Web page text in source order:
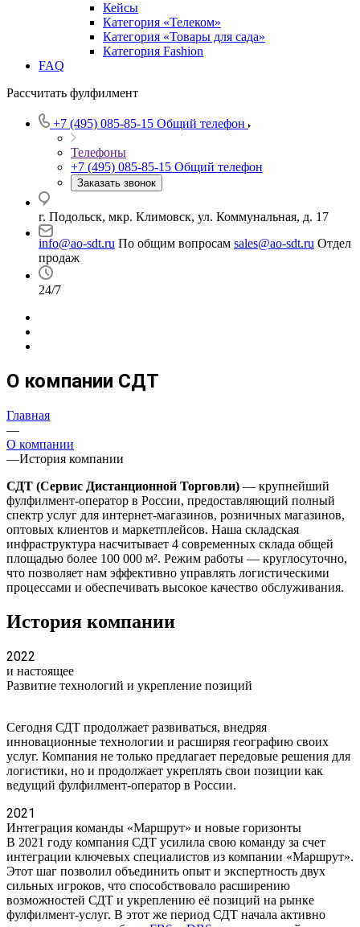
Кейсы
Категория «Телеком»
Категория «Товары для сада»
Категория Fashion
FAQ
Рассчитать фулфилмент
+7 (495) 085-85-15 Общий телефон
Телефоны
+7 (495) 085-85-15 Общий телефон
Заказать звонок
г. Подольск, мкр. Климовск, ул. Коммунальная, д. 17
info@ao-sdt.ru По общим вопросам sales@ao-sdt.ru Отдел
продаж
24/7
О компании СДТ
Главная
—
О компании
—История компании
СДТ (Сервис Дистанционной Торговли) — крупнейший
фулфилмент-оператор в России, предоставляющий полный
спектр услуг для интернет-магазинов, розничных магазинов,
оптовых клиентов и маркетплейсов. Наша складская
инфраструктура насчитывает 4 современных склада общей
площадью более 100 000 м². Режим работы — круглосуточно,
что позволяет нам эффективно управлять логистическими
процессами и обеспечивать высокое качество обслуживания.
История компании
2022
и настоящее
Развитие технологий и укрепление позиций
Сегодня СДТ продолжает развиваться, внедряя
инновационные технологии и расширяя географию своих
услуг. Компания не только предлагает передовые решения для
логистики, но и продолжает укреплять свои позиции как
ведущий фулфилмент-оператор в России.
2021
Интеграция команды «Маршрут» и новые горизонты
В 2021 году компания СДТ усилила свою команду за счет
интеграции ключевых специалистов из компании «Маршрут».
Этот шаг позволил объединить опыт и экспертность двух
сильных игроков, что способствовало расширению
возможностей СДТ и укреплению её позиций на рынке
фулфилмент-услуг. В этот же период СДТ начала активно